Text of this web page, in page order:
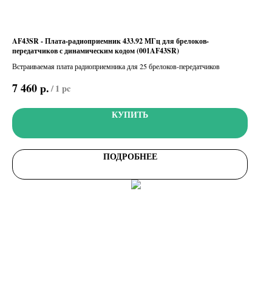
AF43SR - Плата-радиоприемник 433.92 МГц для брелоков-
передатчиков с динамическим кодом (001AF43SR)
Встраиваемая плата радиоприемника для 25 брелоков-передатчиков
7 460р./1 pc
КУПИТЬ
ПОДРОБНЕЕ